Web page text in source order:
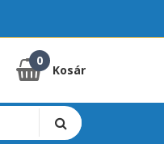
Kosár